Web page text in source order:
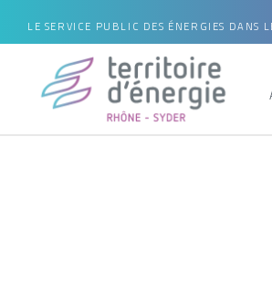
LE SERVICE PUBLIC DES ÉNERGIES DANS